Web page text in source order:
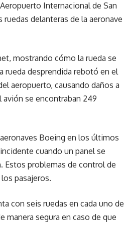
Internacional de San
delanteras de la aeronave
mostrando cómo la rueda se
rueda desprendida rebotó en el
aeropuerto, causando daños a
se encontraban 249
Boeing en los últimos
cuando un panel se
Estos problemas de control de
pasajeros.
con seis ruedas en cada uno de
manera segura en caso de que